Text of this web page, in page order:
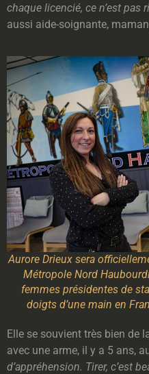
chaque licencié, ce n’est pas
aussi aide-soignante,
Aurore Drieux sera
Métropole Nord
femmes présidentes de
doigts d’une main en
Elle se souvient très bien de
avec une arme, il y a 5 ans,
d’appréhension. Tirer, c’est